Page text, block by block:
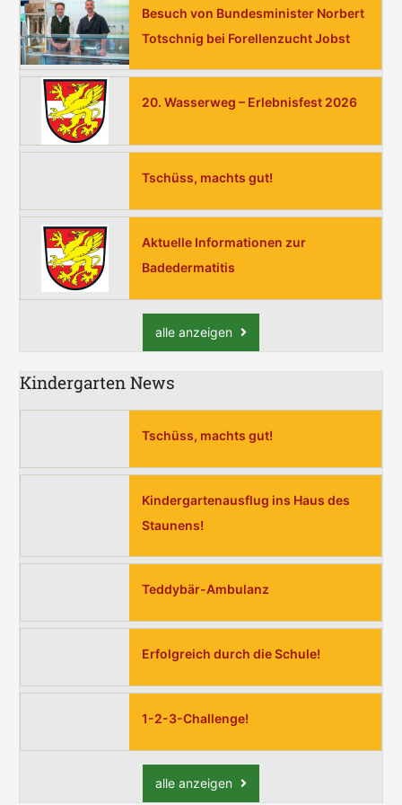
c
h
:
Besuch von Bundesminister Norbert
Totschnig bei Forellenzucht Jobst
20. Wasserweg – Erlebnisfest 2026
Tschüss, machts gut!
Aktuelle Informationen zur
Badedermatitis
alle anzeigen
Kindergarten News
Tschüss, machts gut!
Kindergartenausflug ins Haus des
Staunens!
Teddybär-Ambulanz
Erfolgreich durch die Schule!
1-2-3-Challenge!
alle anzeigen